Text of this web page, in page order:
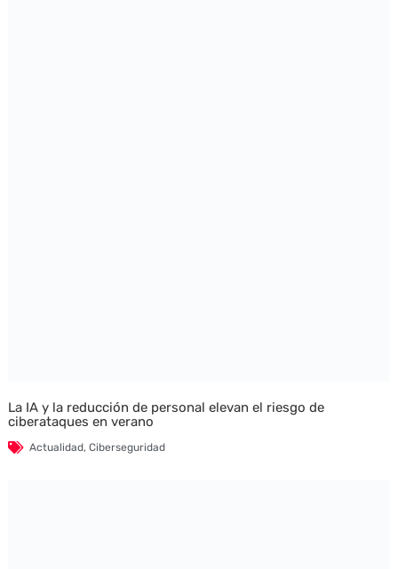
La IA y la reducción de personal elevan el riesgo de
ciberataques en verano
Actualidad, Ciberseguridad